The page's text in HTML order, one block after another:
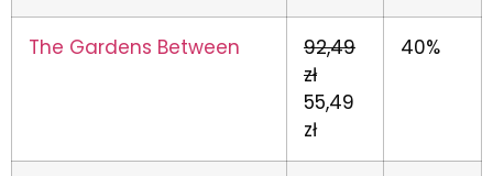
The Gardens Between
92,49
zł
55,49
zł
40%